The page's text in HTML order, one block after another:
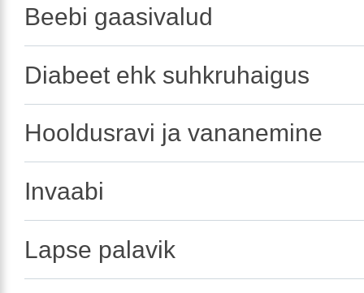
Beebi gaasivalud
Diabeet ehk suhkruhaigus
Hooldusravi ja vananemine
Invaabi
Lapse palavik